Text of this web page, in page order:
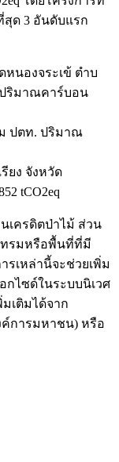
สุด 3 อันดับแรก
นองจระเข้ ตําบ
ปริมาณคาร์บอน
ปตท. ปริมาณ
ยง จังหวัด
tCO2eq
เครดิตป่าไม้ ส่วน
ทรมหรือพื้นที่ที่มี
รเหล่านี้จะช่วยเพิ่ม
กไซด์ในระบบนิเวศ
เติมได้จาก
ค์การมหาชน) หรือ